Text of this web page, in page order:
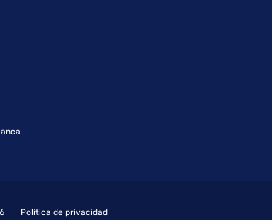
Política de privacidad